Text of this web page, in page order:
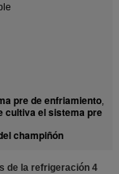
pre de enfriamiento,
cultiva el sistema pre
champiñón
de la refrigeración 4